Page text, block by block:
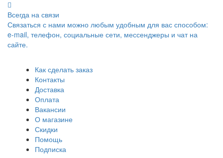
Всегда на связи
Связаться с нами можно любым удобным для вас способом:
e-mail, телефон, социальные сети, мессенджеры и чат на
сайте.
Как сделать заказ
Контакты
Доставка
Оплата
Вакансии
О магазине
Скидки
Помощь
Подписка